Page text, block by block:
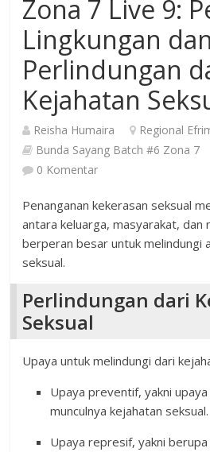
Zona 7 Live 9:
Lingkungan dan
Perlindungan
Kejahatan
Reisha Humaira
Regional
Bunda Sayang Batch #6 Zona 7
0 Komentar
Penanganan kekerasan seksual
antara keluarga, masyarakat, dan
berperan besar untuk melindungi
seksual.
Perlindungan dari
Seksual
Upaya untuk melindungi dari
Upaya preventif, yakni
munculnya kejahatan seksual.
Upaya represif, yakni